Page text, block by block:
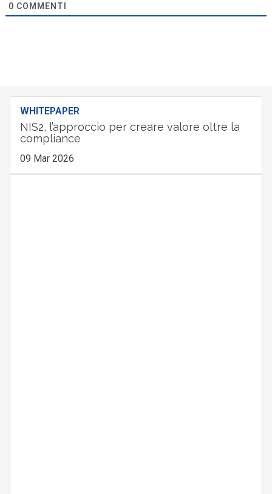
0 COMMENTI
WHITEPAPER
NIS2, l’approccio per creare valore oltre la
compliance
09 Mar 2026